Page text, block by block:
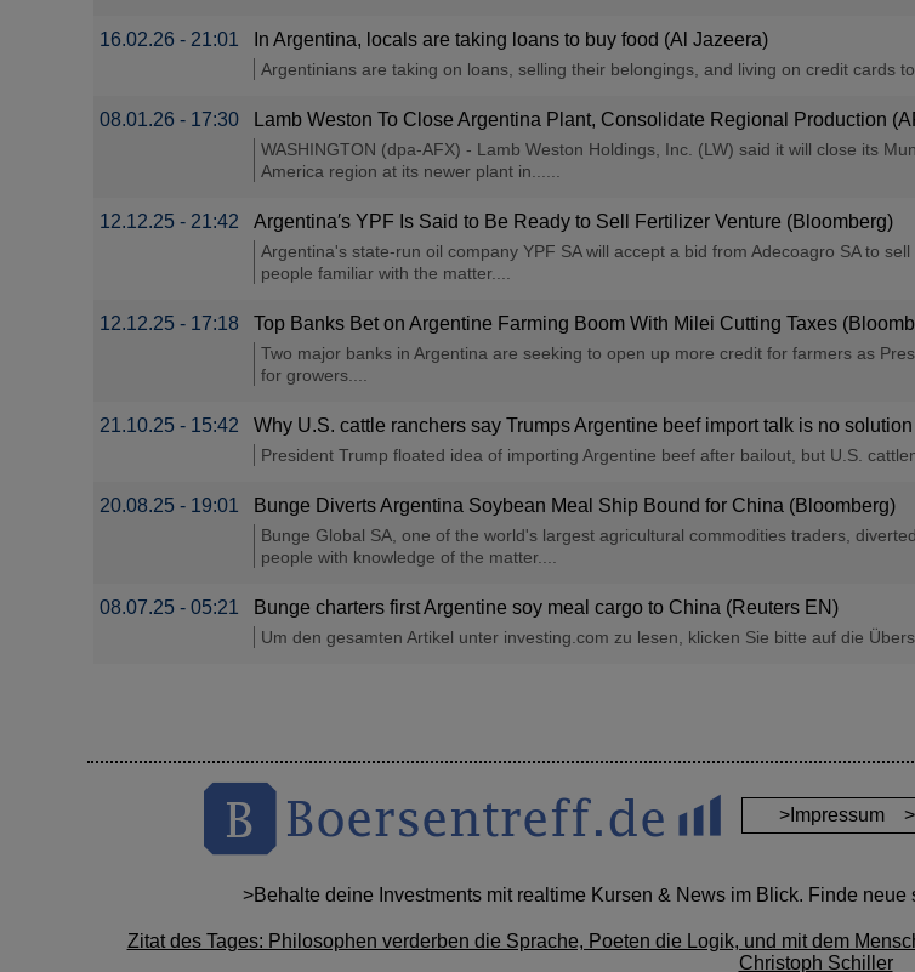
16.02.26 - 21:01 In Argentina, locals are taking loans to buy food (Al Jazeera)
Argentinians are taking on loans, selling their belongings, and living on credit cards
08.01.26 - 17:30 Lamb Weston To Close Argentina Plant, Consolidate Regional Production
WASHINGTON (dpa-AFX) - Lamb Weston Holdings, Inc. (LW) said it will close its
America region at its newer plant in......
12.12.25 - 21:42 Argentina′s YPF Is Said to Be Ready to Sell Fertilizer Venture (Bloomberg)
Argentina's state-run oil company YPF SA will accept a bid from Adecoagro SA to
people familiar with the matter....
12.12.25 - 17:18 Top Banks Bet on Argentine Farming Boom With Milei Cutting Taxes
Two major banks in Argentina are seeking to open up more credit for farmers as
for growers....
21.10.25 - 15:42 Why U.S. cattle ranchers say Trumps Argentine beef import talk is no
President Trump floated idea of importing Argentine beef after bailout, but U.S.
20.08.25 - 19:01 Bunge Diverts Argentina Soybean Meal Ship Bound for China (Bloomberg)
Bunge Global SA, one of the world's largest agricultural commodities traders,
people with knowledge of the matter....
08.07.25 - 05:21 Bunge charters first Argentine soy meal cargo to China (Reuters EN)
Um den gesamten Artikel unter investing.com zu lesen, klicken Sie bitte auf die
>Impressum
>Behalte deine Investments mit realtime Kursen & News im Blick. Finde
Zitat des Tages: Philosophen verderben die Sprache, Poeten die Logik, und mit dem
Christoph Schiller